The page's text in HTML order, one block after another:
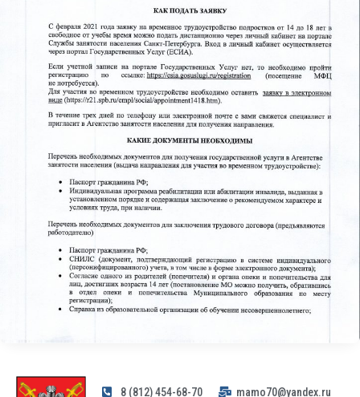
8 (812) 454-68-70 mamo70@yandex.ru